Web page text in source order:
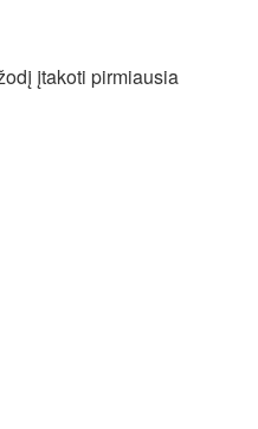
įtakoti pirmiausia